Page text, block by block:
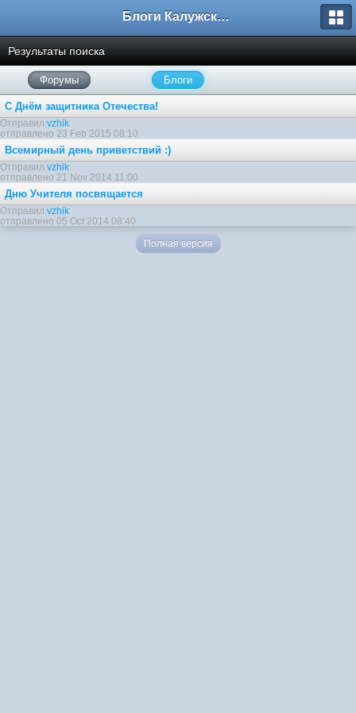
Блоги Калужского перекрестка
Результаты поиска
Форумы Блоги
С Днём защитника Отечества!
Отправил vzhik
отправлено 23 Feb 2015 08:10
Всемирный день приветствий :)
Отправил vzhik
отправлено 21 Nov 2014 11:00
Дню Учителя посвящается
Отправил vzhik
отправлено 05 Oct 2014 08:40
Полная версия